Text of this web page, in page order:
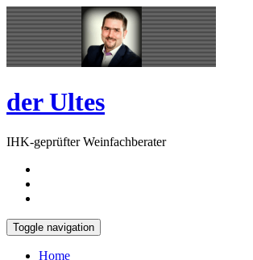
Skip
to
content
Open
Sidebar
der Ultes
IHK-geprüfter Weinfachberater
Toggle navigation
Home